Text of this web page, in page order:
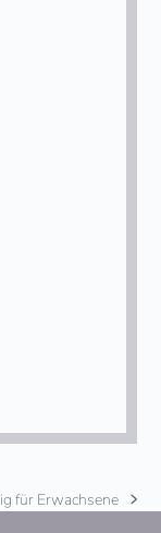
für Erwachsene